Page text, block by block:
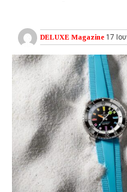
DELUXE Magazine 17